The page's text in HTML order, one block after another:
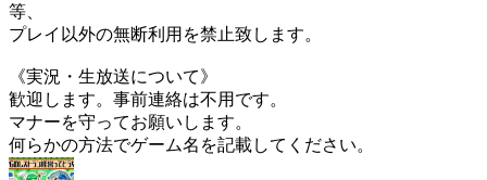
等、
プレイ以外の無断利用を禁止致します。
《実況・生放送について》
歓迎します。事前連絡は不用です。
マナーを守ってお願いします。
何らかの方法でゲーム名を記載してください。